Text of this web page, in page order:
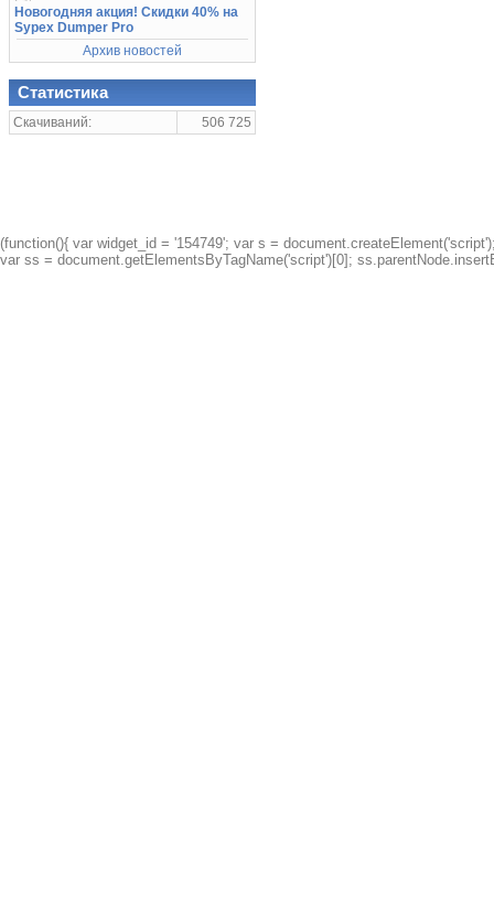
Новогодняя акция! Скидки 40% на
Sypex Dumper Pro
Архив новостей
Статистика
Скачиваний: 506 725
(function(){ var widget_id = '154749'; var s =
var ss = document.getElementsByTagName('script')[0];